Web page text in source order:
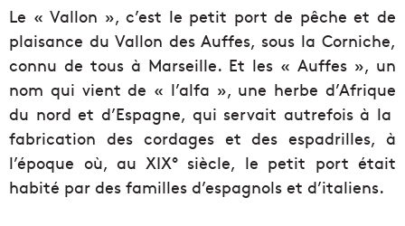
Le « Vallon », c’est le petit port de pêche et de
plaisance du Vallon des Auffes, sous la Corniche,
connu de tous à Marseille. Et les « Auffes », un
nom qui vient de « l’alfa », une herbe d’Afrique
du nord et d’Espagne, qui servait autrefois à la
fabrication des cordages et des espadrilles, à
l’époque où, au XIX° siècle, le petit port était
habité par des familles d’espagnols et d’italiens.